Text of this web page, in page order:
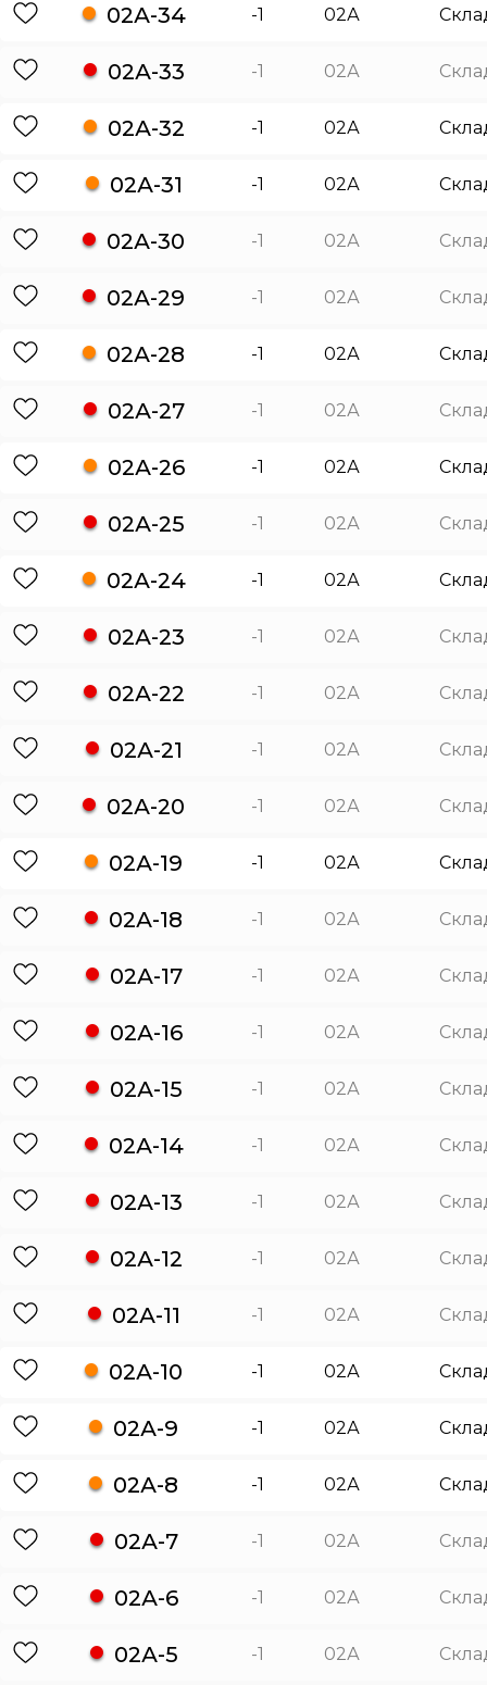
02А-34 -1 02А
02А-33 -1 02А
02А-32 -1 02А
02А-31 -1 02А
02А-30 -1 02А
02А-29 -1 02А
02А-28 -1 02А
02А-27 -1 02А
02А-26 -1 02А
02А-25 -1 02А
02А-24 -1 02А
02А-23 -1 02А
02А-22 -1 02А
02А-21 -1 02А
02А-20 -1 02А
02А-19 -1 02А
02А-18 -1 02А
02А-17 -1 02А
02А-16 -1 02А
02А-15 -1 02А
02А-14 -1 02А
02А-13 -1 02А
02А-12 -1 02А
02А-11 -1 02А
02А-10 -1 02А
02А-9 -1 02А
02А-8 -1 02А
02А-7 -1 02А
02А-6 -1 02А
02А-5 -1 02А